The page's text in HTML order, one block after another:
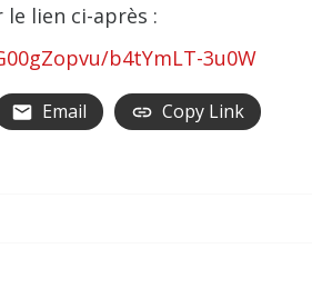
lien ci-après :
b4tYmLT-3u0W
Email Copy Link